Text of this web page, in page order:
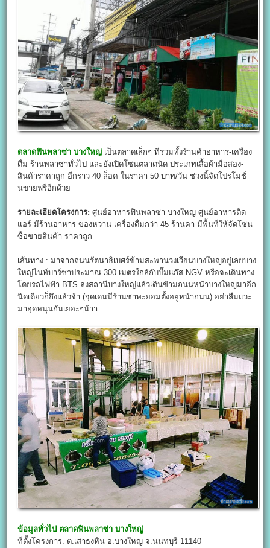
ตลาดฟินพลาซ่า บางใหญ่ เป็นตลาดเล็กๆ ที่รวมทั้งร้านค้าอาหาร-เครื่อง
ดื่ม ร้านพลาซ่าทั่วไป และยังเปิดโซนตลาดนัด ประเภทเสื้อผ้ามือสอง-
สินค้าราคาถูก อีกราว 40 ล็อค ในราคา 50 บาท/วัน ช่วงนี้จัดโปรโมชั่
นขายฟรีอีกด้วย
รายละเอียดโครงการ: ศูนย์อาหารฟินพลาซ่า บางใหญ่ ศูนย์อาหารติด
แอร์ มีร้านอาหาร ของหวาน เครื่องดื่มกว่า 45 ร้านคา มีพื้นที่ให้จัดโซน
ซื้อขายสินค้า ราคาถูก
เส้นทาง : มาจากถนนรัตนาธิเบศร์ข้ามสะพานวงเวียนบางใหญ่อยู่เลยบาง
ใหญ่ไนท์บาร์ซ่าประมาณ 300 เมตรใกล้กับปั๊มแก๊ส NGV หรือจะเดินทาง
โดยรถไฟฟ้า BTS ลงสถานีบางใหญ่แล้วเดินข้ามถนนหน้าบางใหญ่มาอีก
นิดเดียวก็ถึงแล้วจ้า (จุดเด่นมีร้านชาพะยอมตั้งอยู่หน้าถนน) อย่าลืมแวะ
มาอุดหนุนกันเยอะๆน้าา
ข้อมูลทั่วไป ตลาดฟินพลาซ่า บางใหญ่
ที่ตั้งโครงการ: ต.เสาธงหิน อ.บางใหญ่ จ.นนทบุรี 11140